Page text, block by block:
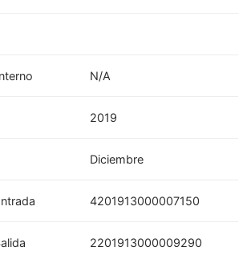
N/A
2019
Diciembre
4201913000007150
2201913000009290